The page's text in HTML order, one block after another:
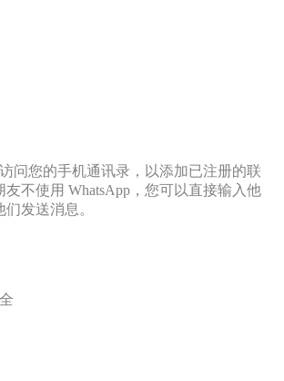
问您的手机通讯录，以添加已注册的联
友不使用 WhatsApp，您可以直接输入他
发送消息。